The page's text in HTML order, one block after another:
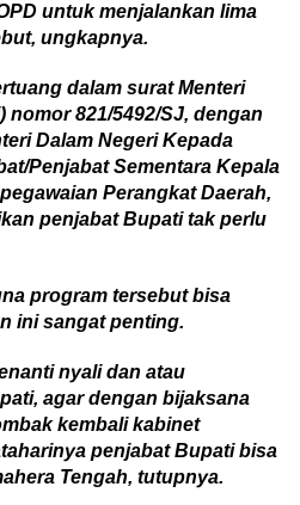
untuk menjalankan lima
, ungkapnya.
dalam surat Menteri
nomor 821/5492/SJ, dengan
Dalam Negeri Kepada
Penjabat Sementara Kepala
Perangkat Daerah,
penjabat Bupati tak perlu
program tersebutbisa
ini sangat penting.
nyali dan atau
, agardengan bijaksana
kembali kabinet
penjabat Bupati bisa
Tengah, tutupnya.